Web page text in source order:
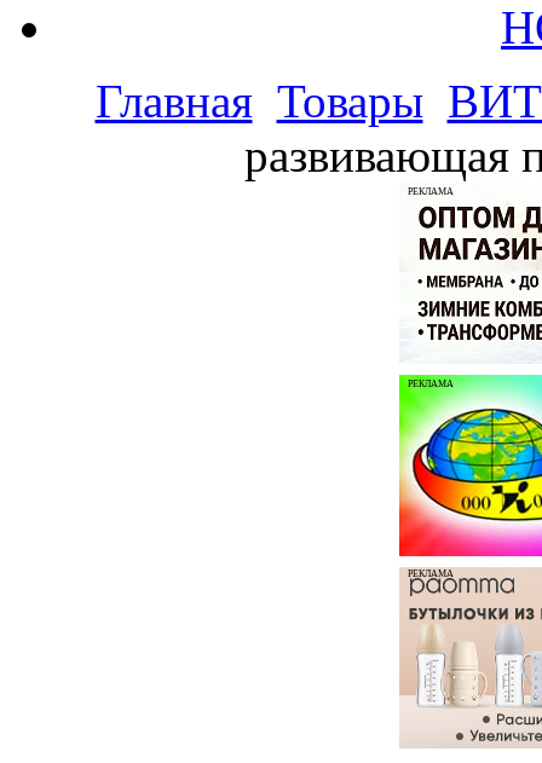
Главная Товары
развивающая
РЕКЛАМА
РЕКЛАМА
РЕКЛАМА